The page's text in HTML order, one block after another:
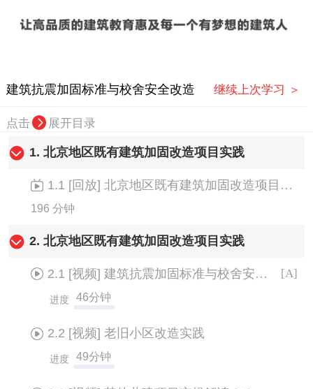
建筑抗震加固标准与校舍安全改造 继续上次学习 ＞
点击 展开目录
1. 北京地区既有建筑加固改造项目实践
1.1 [回放] 北京地区既有建筑加固改造项目实践
196 分钟
2. 北京地区既有建筑加固改造项目实践
2.1 [视频] 建筑抗震加固标准与校舍安全改造 [A]
进度 46分钟
2.2 [视频] 老旧小区改造实践
进度 49分钟